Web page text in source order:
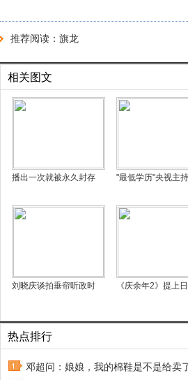
推荐阅读： 旗龙
相关图文
播出一次就被永久封存 "最低学历"央视主持
刘晓庆谈拍垂帘听政时 《庆余年2》提上
热点排行
邓超问：娘娘，我的棉鞋是不是给卖